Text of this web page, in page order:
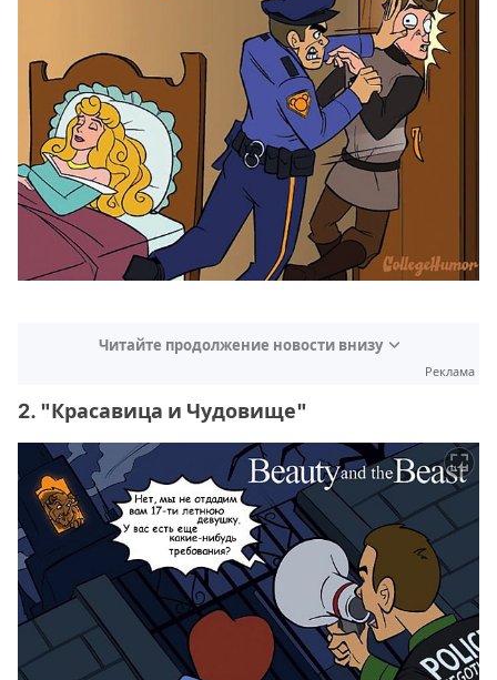
Читайте продолжение новости внизу
Реклама
2. "Красавица и Чудовище"